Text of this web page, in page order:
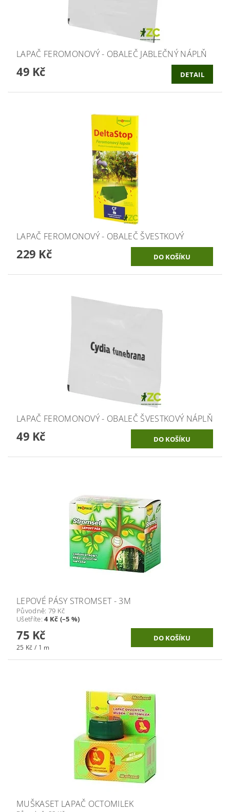
LAPAČ FEROMONOVÝ - OBALEČ JABLEČNÝ NÁPLŇ
49 Kč DETAIL
LAPAČ FEROMONOVÝ - OBALEČ ŠVESTKOVÝ
229 Kč
LAPAČ FEROMONOVÝ - OBALEČ ŠVESTKOVÝ NÁPLŇ
49 Kč
LEPOVÉ PÁSY STROMSET - 3M
Původně: 79 Kč
Ušetříte:4 Kč (–5 %)
75 Kč
25 Kč / 1 m
MUŠKASET LAPAČ OCTOMILEK